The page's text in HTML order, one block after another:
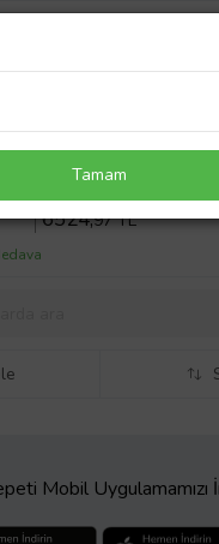
Hilux Vigo 4x2 Tek Pistonlu
Sepette %14 İndirim
6524,97 TL
Mobil Uygulamamızı
Tamam